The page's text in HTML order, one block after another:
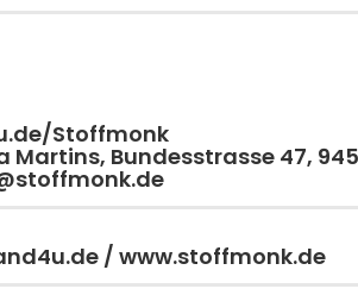
Stoffmonk
Martins, Bundesstrasse 47,
/ www.stoffmonk.de